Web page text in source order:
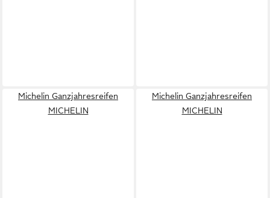
Michelin Ganzjahresreifen
MICHELIN
Michelin Ganzjahresreifen
MICHELIN